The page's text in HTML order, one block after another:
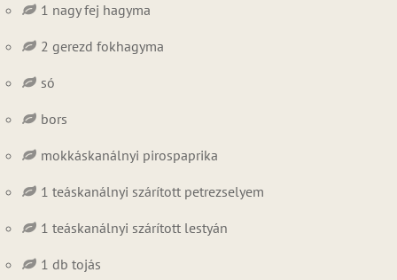
1 nagy fej hagyma
2 gerezd fokhagyma
só
bors
mokkáskanálnyi pirospaprika
1 teáskanálnyi szárított petrezselyem
1 teáskanálnyi szárított lestyán
1 db tojás